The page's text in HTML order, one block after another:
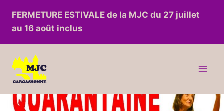
contenu
FERMETURE ESTIVALE de la MJC du 27 juillet
au 16 août inclus